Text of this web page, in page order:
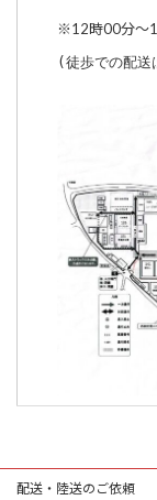
※12時00分～
(徒歩での配送
配送・陸送のご依頼